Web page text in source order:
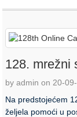
128. mrežni
by admin on 20-
Na predstojećem
željela pomoći u